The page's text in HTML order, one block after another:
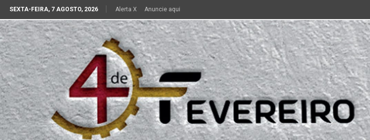
SEXTA-FEIRA, 7 AGOSTO, 2026 Alerta X Anuncie aqui